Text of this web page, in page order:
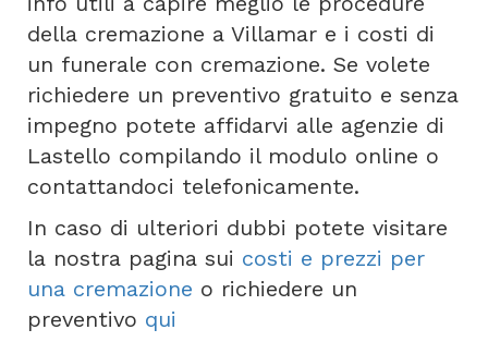
della cremazione a Villamar e i costi di
un funerale con cremazione. Se volete
richiedere un preventivo gratuito e senza
impegno potete affidarvi alle agenzie di
Lastello compilando il modulo online o
contattandoci telefonicamente.
In caso di ulteriori dubbi potete visitare
la nostra pagina sui costi e prezzi per
una cremazione o richiedere un
preventivo qui